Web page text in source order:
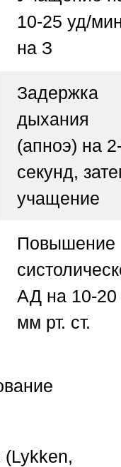
10-25 уд/
на З
Задержка
дыхания
(апноэ) на
секунд,
учащение
Повышение
АД на 10-20
мм рт. ст.
(Lykken,